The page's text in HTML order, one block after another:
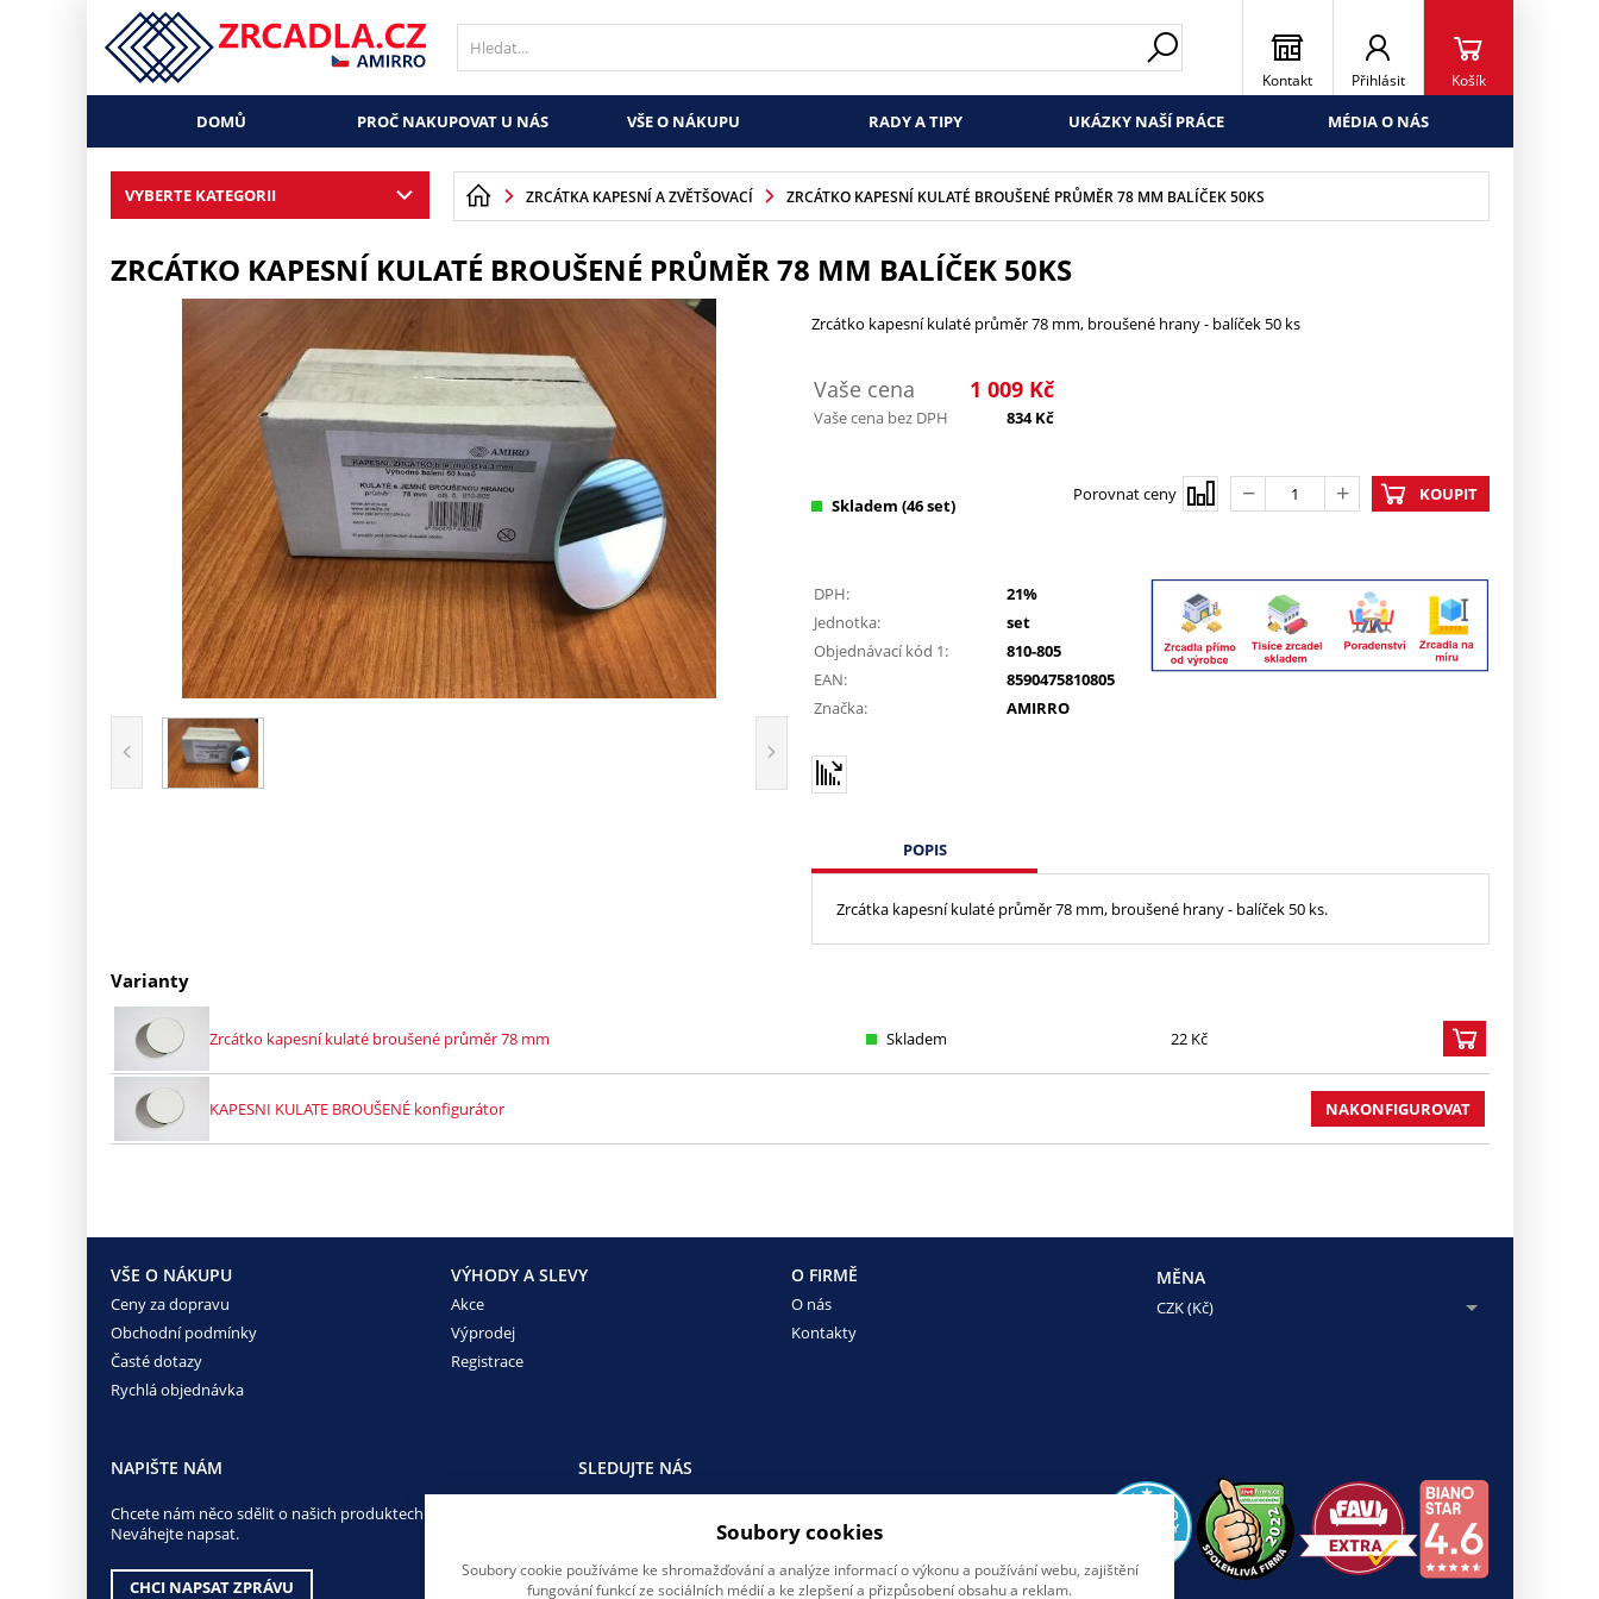
Kontakt Přihlásit Košík
DOMŮ PROČ NAKUPOVAT U NÁS VŠE O NÁKUPU RADY A TIPY UKÁZKY NAŠÍ PRÁCE MÉDIA O NÁS
VYBERTE KATEGORII ZRCÁTKA KAPESNÍ A ZVĚTŠOVACÍ ZRCÁTKO KAPESNÍ KULATÉ BROUŠENÉ PRŮMĚR 78 MM BALÍČEK 50KS
ZRCÁTKO KAPESNÍ KULATÉ BROUŠENÉ PRŮMĚR 78 MM BALÍČEK 50KS
Zrcátko kapesní kulaté průměr 78 mm, broušené hrany - balíček 50 ks
Vaše cena 1 009 Kč
Vaše cena bez DPH 834Kč
Skladem (46 set)
Porovnat ceny KOUPIT
DPH:
21%
Jednotka:
set
Objednávací kód 1:
810-805
EAN:
8590475810805
Značka:
AMIRRO
POPIS
Zrcátka kapesní kulaté průměr 78 mm, broušené hrany - balíček 50 ks.
Varianty
KAPESNI KULATE BROUŠENÉ konfigurátor NAKONFIGUROVAT
Zrcátko kapesní kulaté broušené průměr 78 mm Skladem 22 Kč
VŠE O NÁKUPU
Ceny za dopravu
Obchodní podmínky
Časté dotazy
Rychlá objednávka
VÝHODY A SLEVY
Akce
Výprodej
Registrace
O FIRMĚ
O nás
Kontakty
MĚNA
CZK (Kč)
NAPIŠTE NÁM
Chcete nám něco sdělit o našich produktech nebo e-shopu?
Neváhejte napsat.
CHCI NAPSAT ZPRÁVU
SLEDUJTE NÁS
Soubory cookies
Soubory cookie používáme ke shromažďování a analýze informací o výkonu a používání webu, zajištění
fungování funkcí ze sociálních médií a ke zlepšení a přizpůsobení obsahu a reklam.